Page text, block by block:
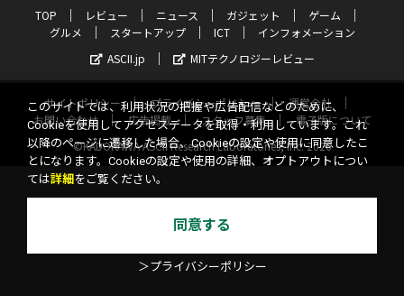
TOP レビュー ニュース ガジェット
ゲーム
グルメ
スタートアップ ICT
インフォメーション
ASCII.jp
MITテクノロジーレビュー
サイトポリシー プライバシーポリシー
運営会社
お問い合わせ
広告掲載 スタッフ募集
電子版について
©KADOKAWA ASCII Research Laboratories, Inc. 2026
このサイトでは、利用状況の把握や広告配信などのために、
Cookieを使用してアクセスデータを取得・利用しています。これ
以降のページに遷移した場合、Cookieの設定や使用に同意したこ
とになります。Cookieの設定や使用の詳細、オプトアウトについ
ては詳細 をご覧ください。
同意する
＞プライバシーポリシー